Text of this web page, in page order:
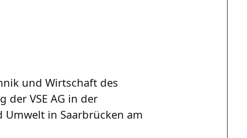
und Wirtschaft des
der VSE AG in der
in Saarbrücken am